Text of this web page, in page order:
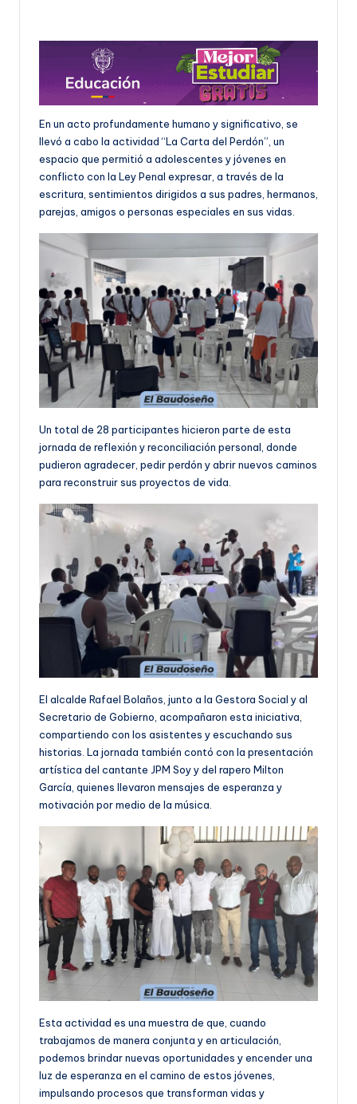
En un acto profundamente humano y significativo, se
llevó a cabo la actividad “La Carta del Perdón”, un
espacio que permitió a adolescentes y jóvenes en
conflicto con la Ley Penal expresar, a través de la
escritura, sentimientos dirigidos a sus padres, hermanos,
parejas, amigos o personas especiales en sus vidas.
Un total de 28 participantes hicieron parte de esta
jornada de reflexión y reconciliación personal, donde
pudieron agradecer, pedir perdón y abrir nuevos caminos
para reconstruir sus proyectos de vida.
El alcalde Rafael Bolaños, junto a la Gestora Social y al
Secretario de Gobierno, acompañaron esta iniciativa,
compartiendo con los asistentes y escuchando sus
historias. La jornada también contó con la presentación
artística del cantante JPM Soy y del rapero Milton
García, quienes llevaron mensajes de esperanza y
motivación por medio de la música.
Esta actividad es una muestra de que, cuando
trabajamos de manera conjunta y en articulación,
podemos brindar nuevas oportunidades y encender una
luz de esperanza en el camino de estos jóvenes,
impulsando procesos que transforman vidas y